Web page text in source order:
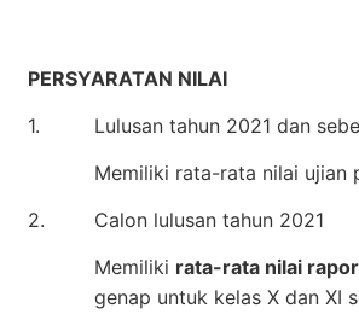
PERSYARATAN NILAI
1.
Lulusan tahun 2021 dan
Memiliki rata-rata nilai ujian
2.
Calon lulusan tahun 2021
Memiliki rata-rata nilai rapor
genap untuk kelas X dan XI